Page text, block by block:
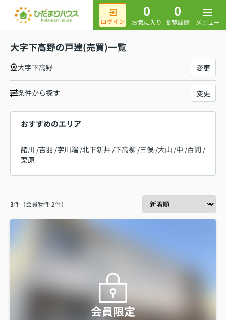
0
お気に入り
0
閲覧履歴 メニュー
大字下高野の戸建(売買)一覧
大字下高野 変更
条件から探す 変更
おすすめのエリア
諸川 /吉羽 /字川端 /北下新井 /下高柳 /三俣 /大山 /中 /百間 /
栗原
3件（会員物件 2件）
会員限定